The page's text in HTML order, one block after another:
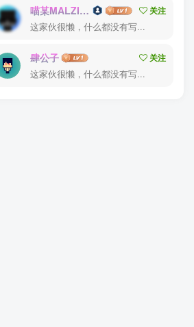
喵某MALZIN1
关注
这家伙很懒，什么都没有写...
肆公子
关注
这家伙很懒，什么都没有写...